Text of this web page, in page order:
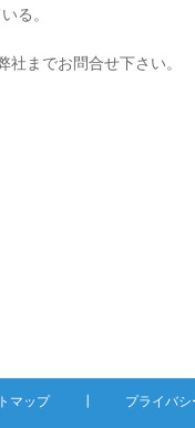
る。
までお問合せ下さい。
マップ プライバ